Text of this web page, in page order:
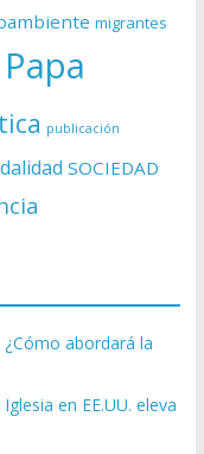
migrantes
Papa
publicación
SOCIEDAD
¿Cómo abordará la
Iglesia en EE.UU. eleva